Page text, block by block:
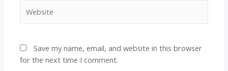
Save my name, email, and website in this browser
for the next time I comment.